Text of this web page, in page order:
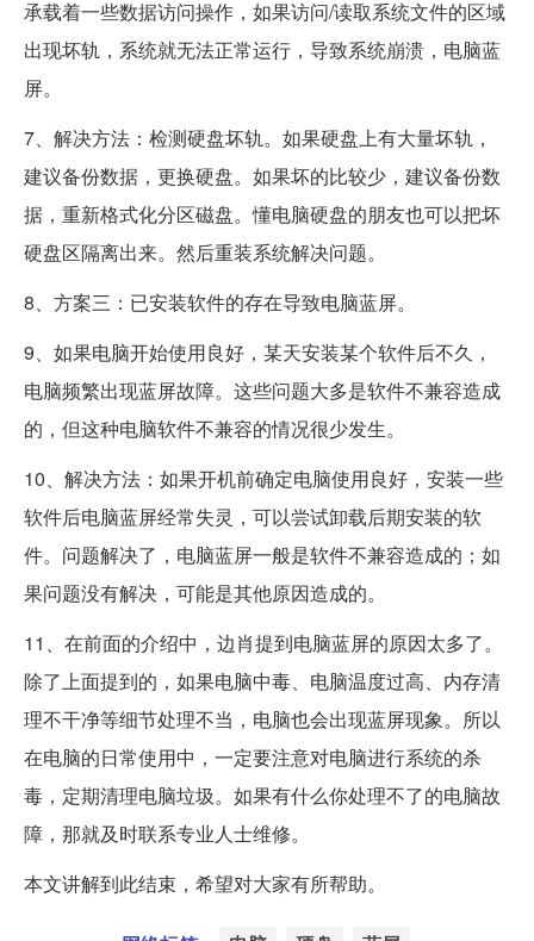
承载着一些数据访问操作，如果访问/读取系统文件的区域
出现坏轨，系统就无法正常运行，导致系统崩溃，电脑蓝
屏。
7、解决方法：检测硬盘坏轨。如果硬盘上有大量坏轨，
建议备份数据，更换硬盘。如果坏的比较少，建议备份数
据，重新格式化分区磁盘。懂电脑硬盘的朋友也可以把坏
硬盘区隔离出来。然后重装系统解决问题。
8、方案三：已安装软件的存在导致电脑蓝屏。
9、如果电脑开始使用良好，某天安装某个软件后不久，
电脑频繁出现蓝屏故障。这些问题大多是软件不兼容造成
的，但这种电脑软件不兼容的情况很少发生。
10、解决方法：如果开机前确定电脑使用良好，安装一些
软件后电脑蓝屏经常失灵，可以尝试卸载后期安装的软
件。问题解决了，电脑蓝屏一般是软件不兼容造成的；如
果问题没有解决，可能是其他原因造成的。
11、在前面的介绍中，边肖提到电脑蓝屏的原因太多了。
除了上面提到的，如果电脑中毒、电脑温度过高、内存清
理不干净等细节处理不当，电脑也会出现蓝屏现象。所以
在电脑的日常使用中，一定要注意对电脑进行系统的杀
毒，定期清理电脑垃圾。如果有什么你处理不了的电脑故
障，那就及时联系专业人士维修。
本文讲解到此结束，希望对大家有所帮助。